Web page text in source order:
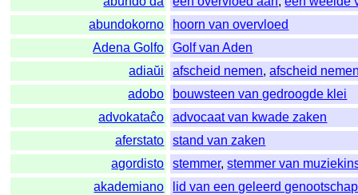
abundokorno
hoorn van overvloed
Adena Golfo
Golf van Aden
adiaŭi
afscheid nemen,afscheid
adobo
bouwsteen van gedroogde klei
advokataĉo
advocaat van kwade zaken
aferstato
stand van zaken
agordisto
stemmer,stemmer van
akademiano
lid van een geleerd genootschap